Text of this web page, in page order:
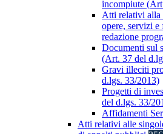
incompiute
Atti relativi alla
opere, servizi e
redazione
Documenti sul
(Art. 37 del
Gravi illeciti
d.lgs. 33/2013)
Progetti di
del d.lgs. 33/
Affidamenti
Atti relativi alle